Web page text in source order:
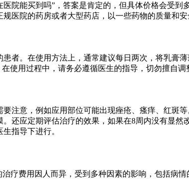
院能买到吗”，答案是肯定的，但具体价格会受
医院的药房或者大型药店，以一些药物的质量和
者。在使用方法上，通常建议每日两次，将乳膏
使用过程中，请务必遵循医生的指导，切勿擅自调
注意，例如应用部位可能出现痤疮、瘙痒、红斑
还应定期评估治疗的效果，如果在8周内没有显然
指导下进行。
疗费用因人而异，受到多种因素的影响，包括病